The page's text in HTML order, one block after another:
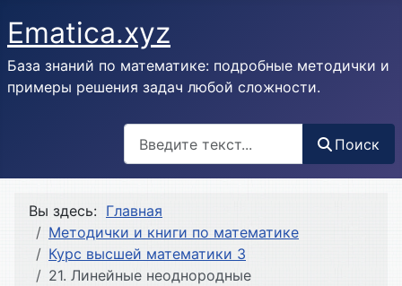
Ematica.xyz
База знаний по математике: подробные методички и
примеры решения задач любой сложности.
Поиск
Вы здесь: Главная
Методички и книги по математике
Курс высшей математики 3
21. Линейные неоднородные